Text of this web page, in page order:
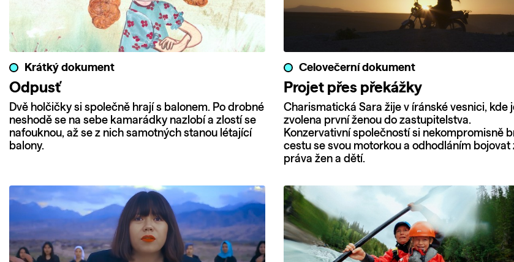
Krátký dokument
Odpusť
Dvě holčičky si společně hrají s balonem. Po drobné
neshodě se na sebe kamarádky nazlobí a zlostí se
nafouknou, až se z nich samotných stanou létající
balony.
Celovečerní dokument
Projet přes překážky
Charismatická Sara žije v íránské vesnici, kde
zvolena první ženou do zastupitelstva.
Konzervativní společností si nekompromisně
cestu se svou motorkou a odhodláním bojovat
práva žen a dětí.